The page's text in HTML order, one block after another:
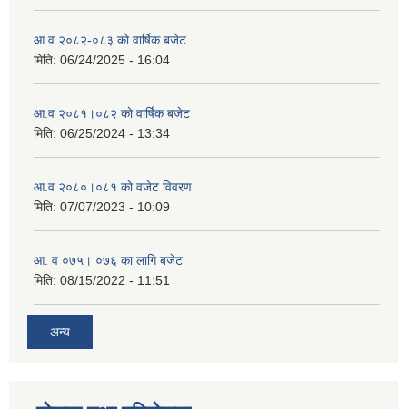
आ.व २०८२-०८३ काे वार्षिक बजेट
मिति: 06/24/2025 - 16:04
आ.व २०८१।०८२ काे वार्षिक बजेट
मिति: 06/25/2024 - 13:34
आ.व २०८०।०८१ काे वजेट विवरण
मिति: 07/07/2023 - 10:09
आ. व ०७५। ०७६ का लागि बजेट
मिति: 08/15/2022 - 11:51
अन्य